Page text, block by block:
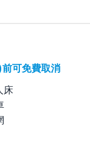
可免費取消
床